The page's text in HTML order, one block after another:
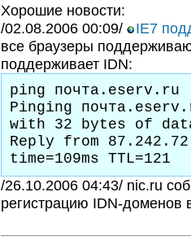
Хорошие новости:
/02.08.2006 00:09/
IE7
все браузеры
поддерживает IDN:
ping почта.eserv.ru
Pinging
with 32 bytes of
Reply from
time=109ms TTL=121
/26.10.2006 04:43/ nic.ru
регистрацию IDN-доменов